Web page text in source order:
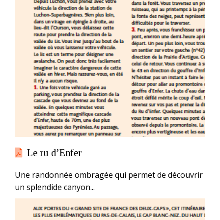
Le ru d’Enfer
Une randonnée ombragée qui permet de découvrir
un splendide canyon...